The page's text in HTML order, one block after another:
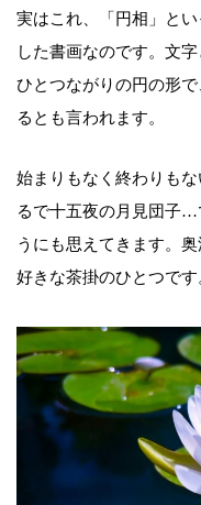
実はこれ、「円相」と
した書画なのです。文
ひとつながりの円の形
るとも言われます。
始まりもなく終わりも
るで十五夜の月見団子…
うにも思えてきます。
好きな茶掛のひとつです